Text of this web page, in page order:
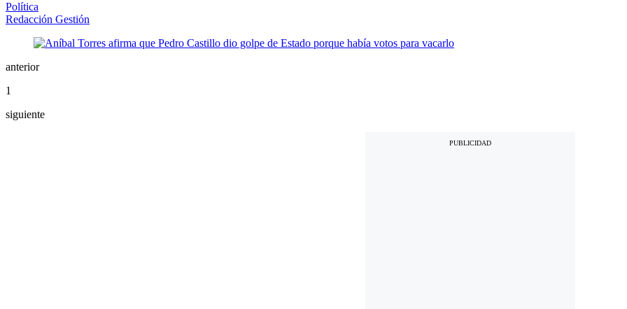
Política
Redacción Gestión
anterior
1
siguiente